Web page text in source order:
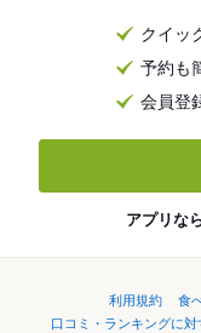
クイッ
予約も
会員登
アプリな
利用規約 食
口コミ・ランキングに